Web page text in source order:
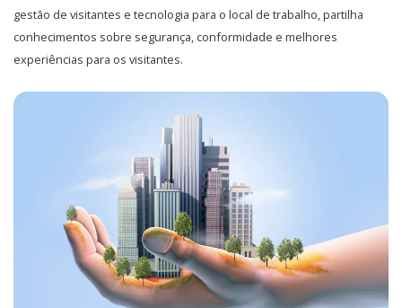
gestão de visitantes e tecnologia para o local de trabalho, partilha
conhecimentos sobre segurança, conformidade e melhores
experiências para os visitantes.